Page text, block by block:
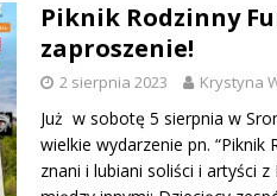
[ 2 sierpnia 2026 ] Odpust Porcjunkuli.
WYDARZENIA
[ 5 sierpnia 2026 ]
Folkloru Górali Polskich
ZESPÓŁ
Piknik Rodzinny
zaproszenie!
2 sierpnia 2023 Krystyna
Już w sobotę 5 sierpnia w
wielkie wydarzenie pn. “Piknik
znani i lubiani soliści i artyści